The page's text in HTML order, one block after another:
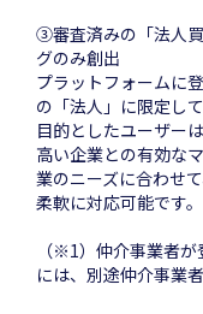
③審査済みの「法人
グのみ創出
プラットフォームに
の「法人」に限定し
目的としたユーザー
高い企業との有効な
業のニーズに合わせ
柔軟に対応可能です。
（※1）仲介事業者
には、別途仲介事業